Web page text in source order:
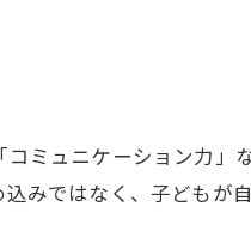
ミュニケーション力」
みではなく、子どもが